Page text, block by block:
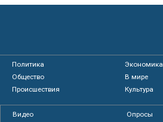
Политика
Экономика
Общество
В мире
Происшествия
Культура
Видео
Опросы